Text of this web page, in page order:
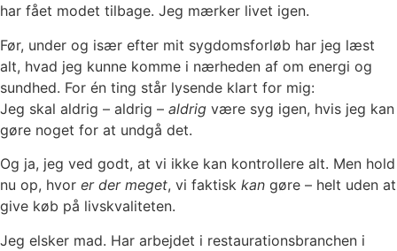
har fået modet tilbage. Jeg mærker livet igen.
Før, under og især efter mit sygdomsforløb har jeg læst
alt, hvad jeg kunne komme i nærheden af om energi og
sundhed. For én ting står lysende klart for mig:
Jeg skal aldrig – aldrig – aldrig være syg igen, hvis jeg kan
gøre noget for at undgå det.
Og ja, jeg ved godt, at vi ikke kan kontrollere alt. Men hold
nu op, hvor er der meget, vi faktisk kan gøre – helt uden at
give køb på livskvaliteten.
Jeg elsker mad. Har arbejdet i restaurationsbranchen i